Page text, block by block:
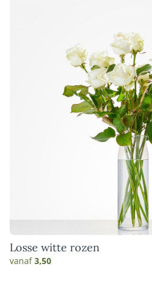
Losse witte rozen
vanaf3,50